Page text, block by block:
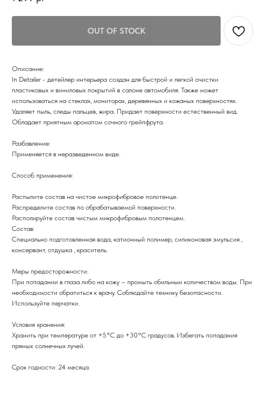
OUT OF STOCK
Описание:
In Detailer - детейлер интерьера создан для быстрой и легкой очистки
пластиковых и виниловых покрытий в салоне автомобиля. Также может
использоваться на стеклах, мониторах, деревянных и кожаных поверхностях.
Удаляет пыль, следы пальцев, жира. Придает поверхности естественный вид.
Обладает приятным ароматом сочного грейпфрута.
Разбавление:
Применяется в неразведенном виде.
Способ применения:
Распылите состав на чистое микрофибровое полотенце.
Распределите состав по обрабатываемой поверхности.
Располируйте состав чистым микрофибровым полотенцем.
Состав:
Специально подготовленная вода, катионный полимер, силиконовая эмульсия ,
консервант, отдушка , краситель.
Меры предосторожности:
При попадании в глаза либо на кожу – промыть обильным количеством воды. При
необходимости обратиться к врачу. Соблюдайте технику безопасности.
Используйте перчатки.
Условия хранения:
Хранить при температуре от +5°C до +30°C градусов. Избегать попадания
прямых солнечных лучей.
Срок годности: 24 месяца.